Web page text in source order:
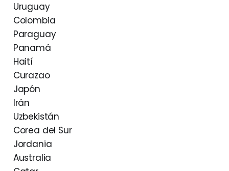
Uruguay
Colombia
Paraguay
Panamá
Haití
Curazao
Japón
Irán
Uzbekistán
Corea del Sur
Jordania
Australia